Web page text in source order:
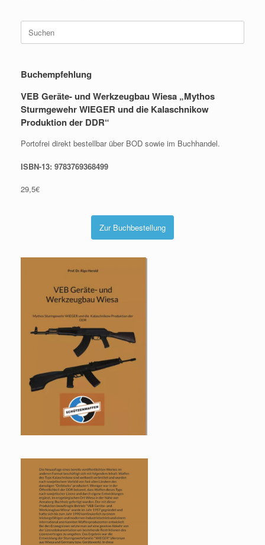
Suche
nach:
Buchempfehlung
VEB Geräte- und Werkzeugbau Wiesa „Mythos
Sturmgewehr WIEGER und die Kalaschnikow
Produktion der DDR“
Portofrei direkt bestellbar über BOD sowie im Buchhandel.
ISBN-13: 9783769368499
29,5€
Zur Buchbestellung